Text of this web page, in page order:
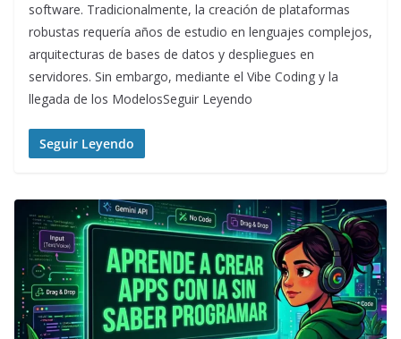
software. Tradicionalmente, la creación de plataformas
robustas requería años de estudio en lenguajes complejos,
arquitecturas de bases de datos y despliegues en
servidores. Sin embargo, mediante el Vibe Coding y la
llegada de los ModelosSeguir Leyendo
Seguir Leyendo